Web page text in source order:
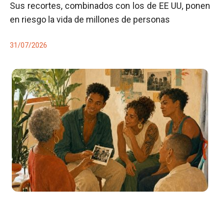
Sus recortes, combinados con los de EE UU, ponen
en riesgo la vida de millones de personas
31/07/2026